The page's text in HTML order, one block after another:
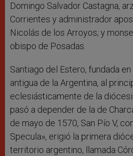
Domingo Salvador Castagna,
Corrientes y administrador
Nicolás de los Arroyos; y
obispo de Posadas.
Santiago del Estero, fundada
antigua de la Argentina, al
eclesiásticamente de la
pasó a depender de la de
de mayo de 1570, San Pío V,
Specula», erigió la primera
territorio argentino, llamada